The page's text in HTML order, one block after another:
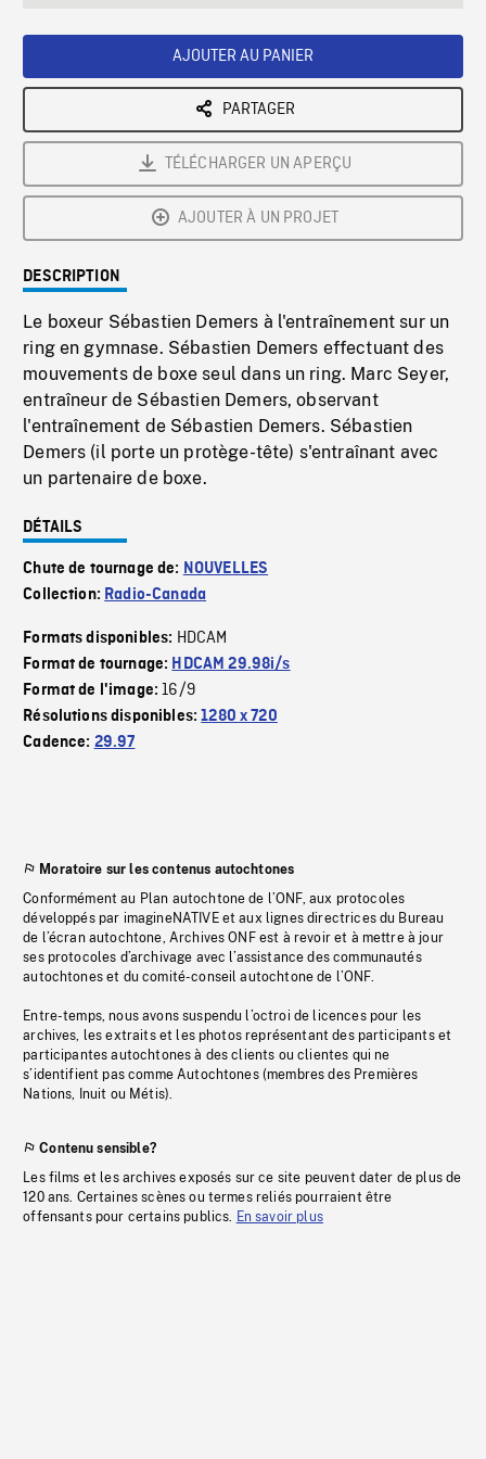
AJOUTER AU PANIER
PARTAGER
TÉLÉCHARGER UN APERÇU
AJOUTER À UN PROJET
DESCRIPTION
Le boxeur Sébastien Demers à l'entraînement sur un
ring en gymnase. Sébastien Demers effectuant des
mouvements de boxe seul dans un ring. Marc Seyer,
entraîneur de Sébastien Demers, observant
l'entraînement de Sébastien Demers. Sébastien
Demers (il porte un protège-tête) s'entraînant avec
un partenaire de boxe.
DÉTAILS
Chute de tournage de: NOUVELLES
Collection: Radio-Canada
Formats disponibles: HDCAM
Format de tournage: HDCAM 29.98i/s
Format de l'image:16/9
Résolutions disponibles:1280 x 720
Cadence: 29.97
Moratoire sur les contenus autochtones
Conformément au Plan autochtone de l’ONF, aux protocoles
développés par imagineNATIVE et aux lignes directrices du Bureau
de l’écran autochtone, Archives ONF est à revoir et à mettre à jour
ses protocoles d’archivage avec l’assistance des communautés
autochtones et du comité-conseil autochtone de l’ONF.
Entre-temps, nous avons suspendu l’octroi de licences pour les
archives, les extraits et les photos représentant des participants et
participantes autochtones à des clients ou clientes qui ne
s’identifient pas comme Autochtones (membres des Premières
Nations, Inuit ou Métis).
Contenu sensible?
Les films et les archives exposés sur ce site peuvent dater de plus de
120 ans. Certaines scènes ou termes reliés pourraient être
offensants pour certains publics. En savoir plus